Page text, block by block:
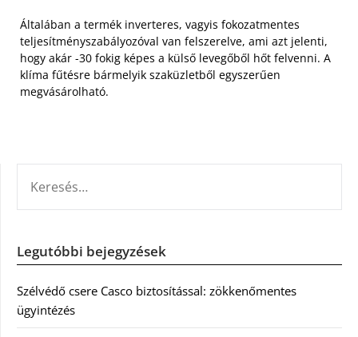
Általában a termék inverteres, vagyis fokozatmentes
teljesítményszabályozóval van felszerelve, ami azt jelenti,
hogy akár -30 fokig képes a külső levegőből hőt felvenni. A
klíma fűtésre bármelyik szaküzletből egyszerűen
megvásárolható.
Legutóbbi bejegyzések
Szélvédő csere Casco biztosítással: zökkenőmentes
ügyintézés